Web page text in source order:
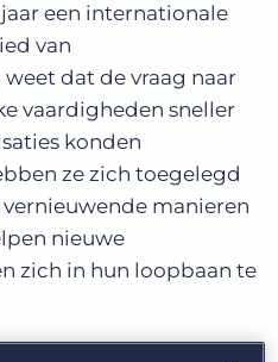
jaar een internationale
van
dat de vraag naar
vaardigheden sneller
konden
ze zich toegelegd
manieren
nieuwe
zich in hun loopbaan te
hun nieuwe